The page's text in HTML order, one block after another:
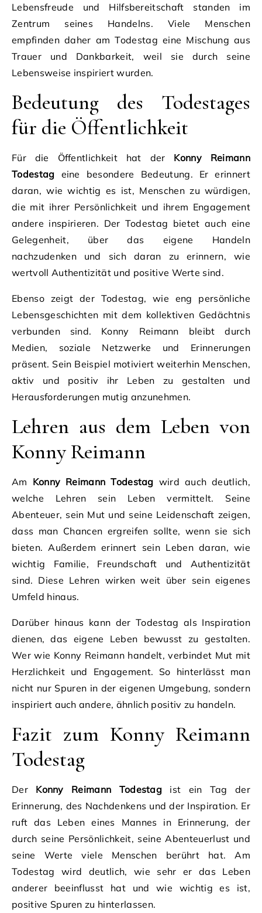
Lebensfreude und Hilfsbereitschaft standen im
Zentrum seines Handelns. Viele Menschen
empfinden daher am Todestag eine Mischung aus
Trauer und Dankbarkeit, weil sie durch seine
Lebensweise inspiriert wurden.
Bedeutung des Todestages
für die Öffentlichkeit
Für die Öffentlichkeit hat der Konny Reimann
Todestag eine besondere Bedeutung. Er erinnert
daran, wie wichtig es ist, Menschen zu würdigen,
die mit ihrer Persönlichkeit und ihrem Engagement
andere inspirieren. Der Todestag bietet auch eine
Gelegenheit, über das eigene Handeln
nachzudenken und sich daran zu erinnern, wie
wertvoll Authentizität und positive Werte sind.
Ebenso zeigt der Todestag, wie eng persönliche
Lebensgeschichten mit dem kollektiven Gedächtnis
verbunden sind. Konny Reimann bleibt durch
Medien, soziale Netzwerke und Erinnerungen
präsent. Sein Beispiel motiviert weiterhin Menschen,
aktiv und positiv ihr Leben zu gestalten und
Herausforderungen mutig anzunehmen.
Lehren aus dem Leben von
Konny Reimann
Am Konny Reimann Todestag wird auch deutlich,
welche Lehren sein Leben vermittelt. Seine
Abenteuer, sein Mut und seine Leidenschaft zeigen,
dass man Chancen ergreifen sollte, wenn sie sich
bieten. Außerdem erinnert sein Leben daran, wie
wichtig Familie, Freundschaft und Authentizität
sind. Diese Lehren wirken weit über sein eigenes
Umfeld hinaus.
Darüber hinaus kann der Todestag als Inspiration
dienen, das eigene Leben bewusst zu gestalten.
Wer wie Konny Reimann handelt, verbindet Mut mit
Herzlichkeit und Engagement. So hinterlässt man
nicht nur Spuren in der eigenen Umgebung, sondern
inspiriert auch andere, ähnlich positiv zu handeln.
Fazit zum Konny Reimann
Todestag
Der Konny Reimann Todestag ist ein Tag der
Erinnerung, des Nachdenkens und der Inspiration. Er
ruft das Leben eines Mannes in Erinnerung, der
durch seine Persönlichkeit, seine Abenteuerlust und
seine Werte viele Menschen berührt hat. Am
Todestag wird deutlich, wie sehr er das Leben
anderer beeinflusst hat und wie wichtig es ist,
positive Spuren zu hinterlassen.